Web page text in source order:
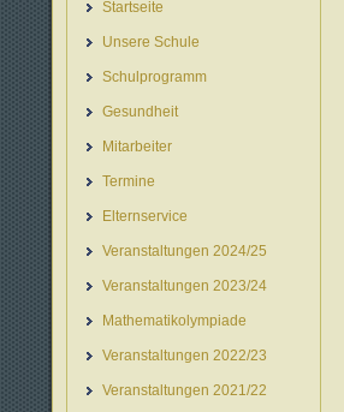
Startseite
Unsere Schule
Schulprogramm
Gesundheit
Mitarbeiter
Termine
Elternservice
Veranstaltungen 2024/25
Veranstaltungen 2023/24
Mathematikolympiade
Veranstaltungen 2022/23
Veranstaltungen 2021/22